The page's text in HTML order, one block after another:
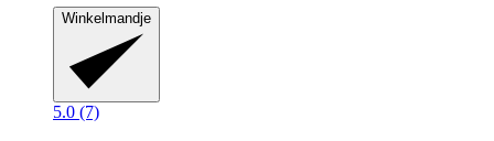
Winkelmandje
5.0 (7)